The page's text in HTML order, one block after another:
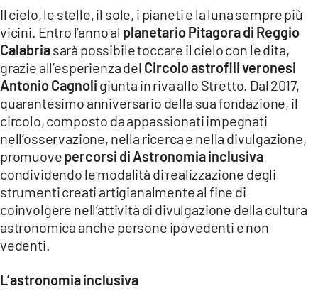
LaC
Network
LACPLAY.IT
LACTV.IT
LACONAIR.IT
LACITYMAG.IT
ILREGGINO.IT
COSENZACHANNEL.IT
ILVIBONESE.IT
CATANZAROCHANNEL.IT
Il cielo, le stelle, il sole, i pianeti e la luna sempre più
vicini. Entro l’anno al planetario Pitagora di Reggio
Calabriasarà possibile toccare il cielo con le dita,
grazie all’esperienza del Circolo astrofili veronesi
Antonio Cagnoli giunta in riva allo Stretto. Dal 2017,
quarantesimo anniversario della sua fondazione, il
circolo, composto da appassionati impegnati
nell’osservazione, nella ricerca e nella divulgazione,
promuovepercorsi di Astronomia inclusiva
condividendo le modalità di realizzazione degli
strumenti creati artigianalmente al fine di
coinvolgere nell’attività di divulgazione della cultura
astronomica anche persone ipovedenti e non
vedenti.
L’astronomia inclusiva